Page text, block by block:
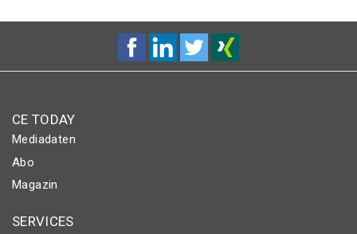
CE TODAY
Mediadaten
Abo
Magazin
SERVICES